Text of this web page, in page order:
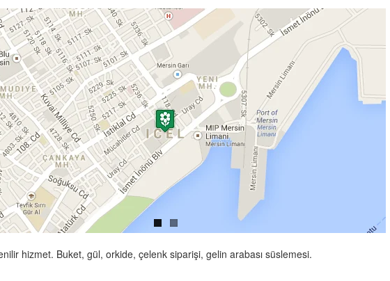
hizmet. Buket, gül, orkide, çelenk siparişi, gelin arabası süslemesi.